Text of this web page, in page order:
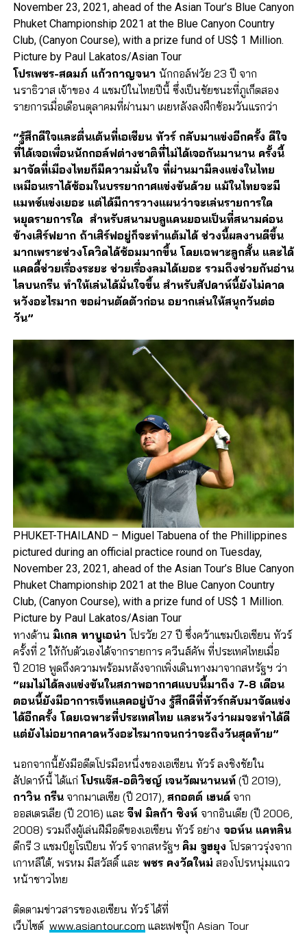
November 23, 2021, ahead of the Asian Tour’s Blue Canyon
Phuket Championship 2021 at the Blue Canyon Country
Club, (Canyon Course), with a prize fund of US$ 1 Million.
Picture by Paul Lakatos/Asian Tour
โปรเพชร-สดมภ์ แก้วกาญจนา นักกอล์ฟวัย 23 ปี จาก
นราธิวาส เจ้าของ 4 แชมป์ในไทยปีนี้ ซึ่งเป็นชัยชนะที่ภูเก็ตสอง
รายการเมื่อเดือนตุลาคมที่ผ่านมา เผยหลังลงฝึกซ้อมวันแรกว่า
“รู้สึกดีใจและตื่นเต้นที่เอเชียน ทัวร์ กลับมาแข่งอีกครั้ง ดีใจ
ที่ได้เจอเพื่อนนักกอล์ฟต่างชาติที่ไม่ได้เจอกันมานาน ครั้งนี้
มาจัดที่เมืองไทยก็มีความมั่นใจ ที่ผ่านมามีลงแข่งในไทย
เหมือนเราได้ซ้อมในบรรยากาศแข่งขันด้วย แม้ในไทยจะมี
แมทช์แข่งเยอะ แต่ได้มีการวางแผนว่าจะเล่นรายการใด
หยุดรายการใด สำหรับสนามบลูแคนยอนเป็นที่สนามค่อน
ข้างเสิร์ฟยาก ถ้าเสิร์ฟอยู่ก็จะทำแต้มได้ ช่วงนี้ผลงานดีขึ้น
มากเพราะช่วงโควิดได้ซ้อมมากขึ้น โดยเฉพาะลูกสั้น และได้
แคดดี้ช่วยเรื่องระยะ ช่วยเรื่องลมได้เยอะ รวมถึงช่วยกันอ่าน
ไลบนกรีน ทำให้เล่นได้มั่นใจขึ้น สำหรับสัปดาห์นี้ยังไม่คาด
หวังอะไรมาก ขอผ่านตัดตัวก่อน อยากเล่นให้สนุกวันต่อ
วัน”
PHUKET-THAILAND – Miguel Tabuena of the Phillippines
pictured during an official practice round on Tuesday,
November 23, 2021, ahead of the Asian Tour’s Blue Canyon
Phuket Championship 2021 at the Blue Canyon Country
Club, (Canyon Course), with a prize fund of US$ 1 Million.
Picture by Paul Lakatos/Asian Tour
ทางด้าน มิเกล ทาบูเอน่า โปรวัย 27 ปี ซึ่งคว้าแชมป์เอเชียน ทัวร์
ครั้งที่ 2 ให้กับตัวเองได้จากรายการ ควีนส์คัพ ที่ประเทศไทยเมื่อ
ปี 2018 พูดถึงความพร้อมหลังจากเพิ่งเดินทางมาจากสหรัฐฯ ว่า
“ผมไม่ได้ลงแข่งขันในสภาพอากาศแบบนี้มาถึง 7-8 เดือน
ตอนนี้ยังมีอาการเจ็ทแลคอยู่บ้าง รู้สึกดีที่ทัวร์กลับมาจัดแข่ง
ได้อีกครั้ง โดยเฉพาะที่ประเทศไทย และหวังว่าผมจะทำได้ดี
แต่ยังไม่อยากคาดหวังอะไรมากจนกว่าจะถึงวันสุดท้าย”
นอกจากนี้ยังมีอดีตโปรมือหนึ่งของเอเชียน ทัวร์ ลงชิงชัยใน
สัปดาห์นี้ ได้แก่ โปรแจ๊ส-อติวิชญ์ เจนวัฒนานนท์(ปี 2019),
กาวิน กรีนจากมาเลเซีย (ปี 2017), สกอตต์ เฮนด์จาก
ออสเตรเลีย (ปี 2016) และ จีฟ มิลก้า ซิงห์ จากอินเดีย (ปี 2006,
2008) รวมถึงผู้เล่นฝีมือดีของเอเชียน ทัวร์ อย่าง จอห์น แคทลิน
ดีกรี 3 แชมป์ยูโรเปียน ทัวร์ จากสหรัฐฯ คิม จูฮยุง โปรดาวรุ่งจาก
เกาหลีใต้, พรหม มีสวัสดิ์ และพชร คงวัดใหม่ สองโปรหนุ่มแถว
หน้าชาวไทย
ติดตามข่าวสารของเอเชียน ทัวร์ ได้ที่
เว็บไซต์ www.asiantour.com และเฟซบุ๊ก Asian Tour